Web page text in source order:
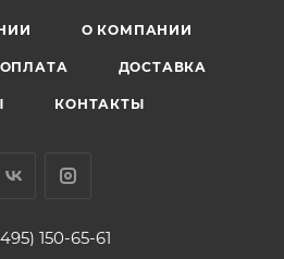
О КОМПАНИИ
ОПЛАТА ДОСТАВКА
КОНТАКТЫ
150-65-61